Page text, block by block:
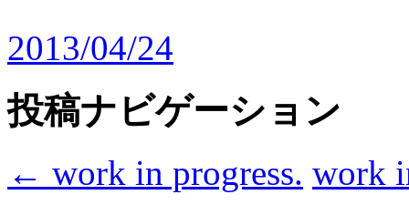
2013/04/24
投稿ナビゲーション
← work in progress. work